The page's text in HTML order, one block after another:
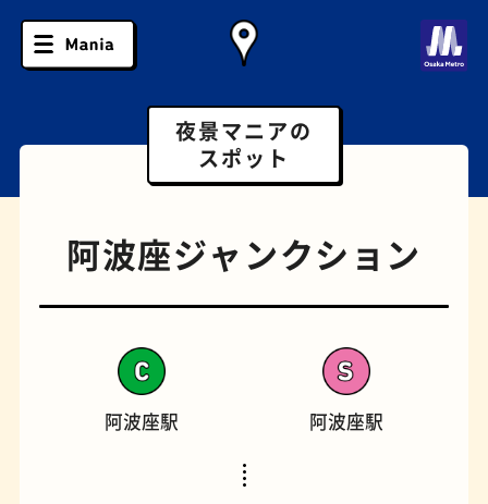
ソフトクリーム スポーツバー
夜景マニアの
スポット
阿波座ジャンクション
阿波座駅 阿波座駅